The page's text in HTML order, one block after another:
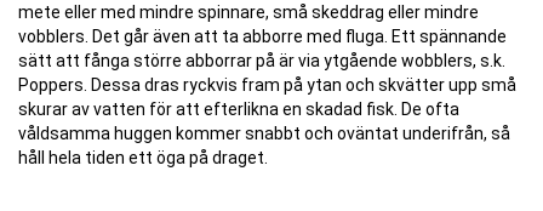
mete eller med mindre spinnare, små skeddrag eller mindre
vobblers. Det går även att ta abborre med fluga. Ett spännande
sätt att fånga större abborrar på är via ytgående wobblers, s.k.
Poppers. Dessa dras ryckvis fram på ytan och skvätter upp små
skurar av vatten för att efterlikna en skadad fisk. De ofta
våldsamma huggen kommer snabbt och oväntat underifrån, så
håll hela tiden ett öga på draget.